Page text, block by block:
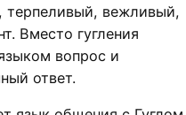
терпеливый, вежливый,
Вместо гугления
вопрос и
ответ.